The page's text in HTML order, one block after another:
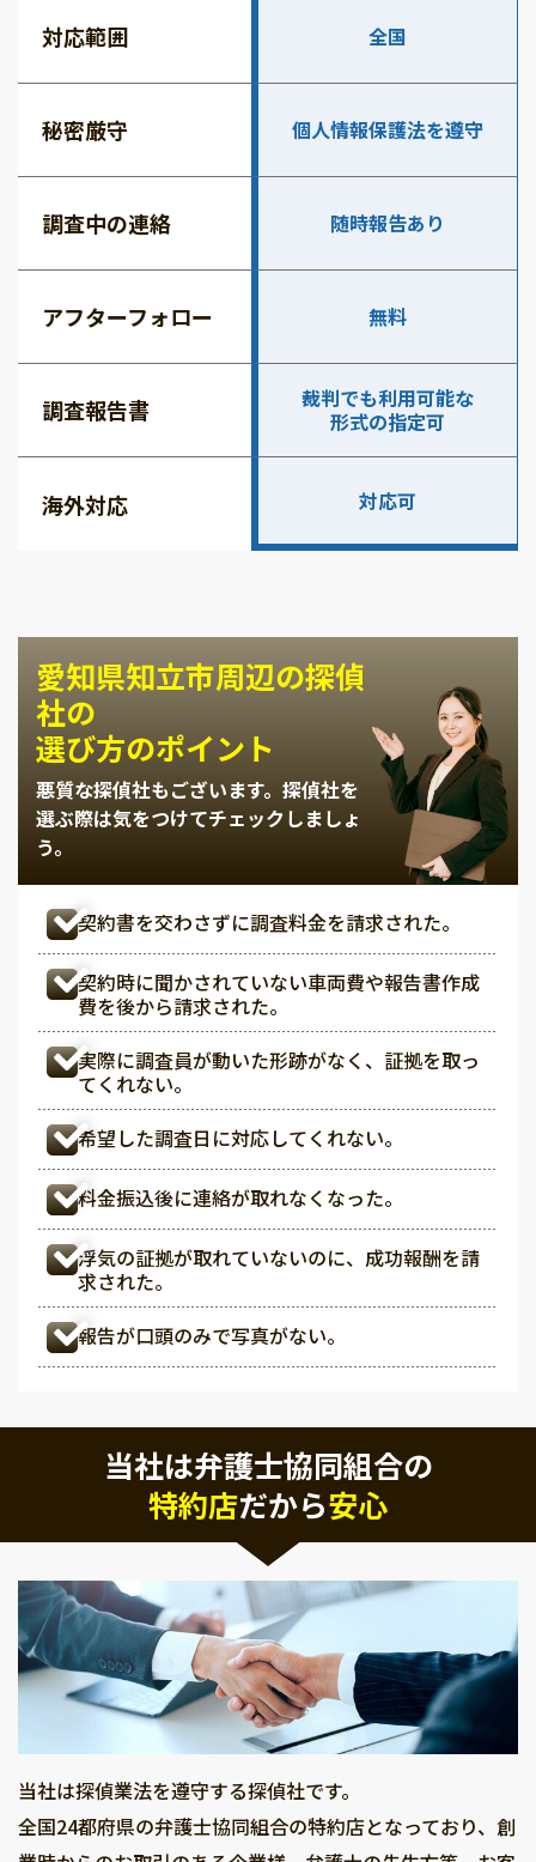
対応範囲 全国
秘密厳守 個人情報保護法を遵守
調査中の連絡 随時報告あり
アフターフォロー 無料
調査報告書
裁判でも利用可能な
形式の指定可
海外対応 対応可
愛知県知立市周辺の探偵
社の
選び方のポイント
悪質な探偵社もございます。 探偵社を
選ぶ際は気をつけてチェックしましょ
う。
契約書を交わさずに調査料金を請求された。
契約時に聞かされていない車両費や報告書作成
費を後から請求された。
実際に調査員が動いた形跡がなく、証拠を取っ
てくれない。
希望した調査日に対応してくれない。
料金振込後に連絡が取れなくなった。
浮気の証拠が取れていないのに、成功報酬を請
求された。
報告が口頭のみで写真がない。
当社は弁護士協同組合の
特約店だから安心
当社は探偵業法を遵守する探偵社です。
全国24都府県の弁護士協同組合の特約店となっており、創